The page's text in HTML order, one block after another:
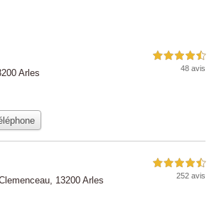
Arles
4,5 étoiles sur 5
48 avis
13200 Arles
4,5 étoiles sur 5
252 avis